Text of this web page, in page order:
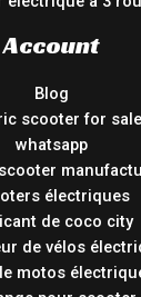
Account
Blog
scooter for sale
whatsapp
électriques
de coco city
de vélos
motos